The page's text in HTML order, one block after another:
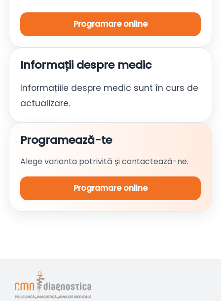
Programare online
Informații despre medic
Informațiile despre medic sunt în curs de
actualizare.
Programează-te
Alege varianta potrivită și contactează-ne.
Programare online